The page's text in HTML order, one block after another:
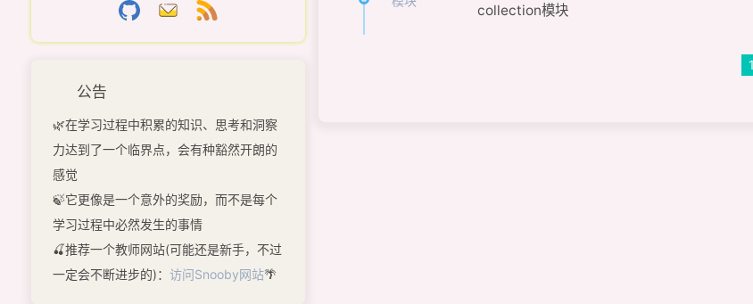
collection模块
1
公告
🌿在学习过程中积累的知识、思考和洞察
力达到了一个临界点，会有种豁然开朗的
感觉
🍃它更像是一个意外的奖励，而不是每个
学习过程中必然发生的事情
🍒推荐一个教师网站(可能还是新手，不过
一定会不断进步的)： 访问Snooby网站🌴